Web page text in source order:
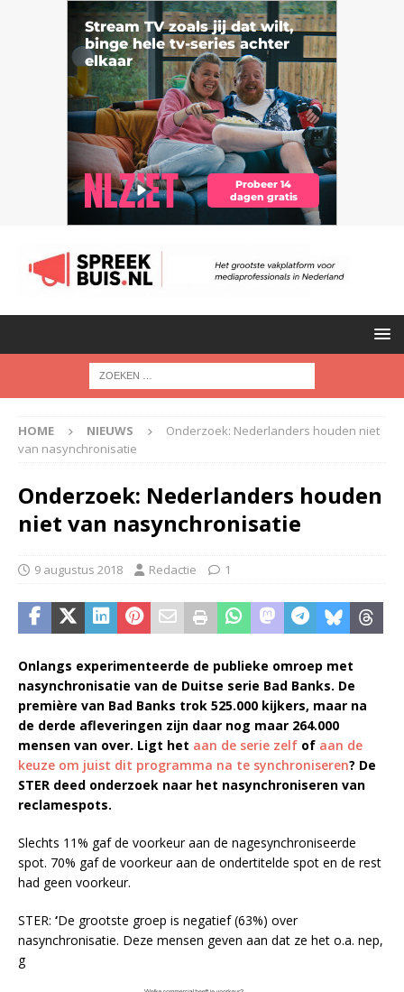
HOME NIEUWS
Onderzoek: Nederlanders houden niet
van nasynchronisatie
Onderzoek: Nederlanders houden
niet van nasynchronisatie
9 augustus 2018 Redactie 1
Onlangs experimenteerde de publieke omroep met
nasynchronisatie van de Duitse serie Bad Banks. De
première van Bad Banks trok 525.000 kijkers, maar na
de derde afleveringen zijn daar nog maar 264.000
mensen van over. Ligt het aan de serie zelf of aan de
keuze om juist dit programma na te synchroniseren? De
STER deed onderzoek naar het nasynchroniseren van
reclamespots.
Slechts 11% gaf de voorkeur aan de nagesynchroniseerde
spot. 70% gaf de voorkeur aan de ondertitelde spot en de rest
had geen voorkeur.
STER: ‘De grootste groep is negatief (63%) over
nasynchronisatie. Deze mensen geven aan dat ze het o.a. nep,
g